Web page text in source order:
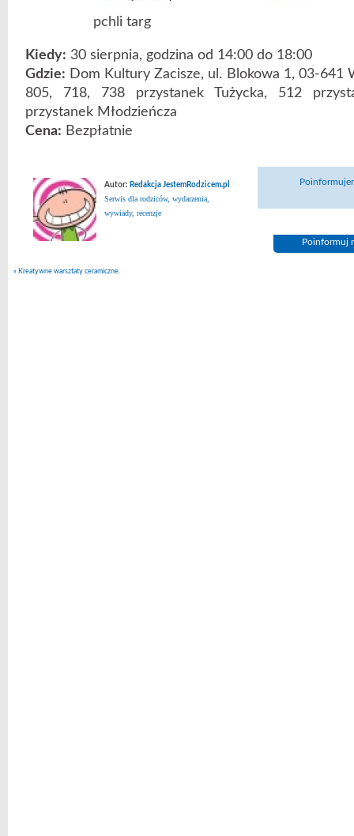
pchli targ
Kiedy: 30 sierpnia, godzina od 14:00 do 18:00
Gdzie: Dom Kultury Zacisze, ul. Blokowa 1, 03-641
805, 718, 738 przystanek Tużycka, 512
przystanek Młodzieńcza
Cena: Bezpłatnie
Autor: Redakcja JestemRodzicem.pl
Serwis dla rodziców, wydarzenia,
wywiady, recenzje
Poinformuj
« Kreatywne warsztaty ceramiczne.